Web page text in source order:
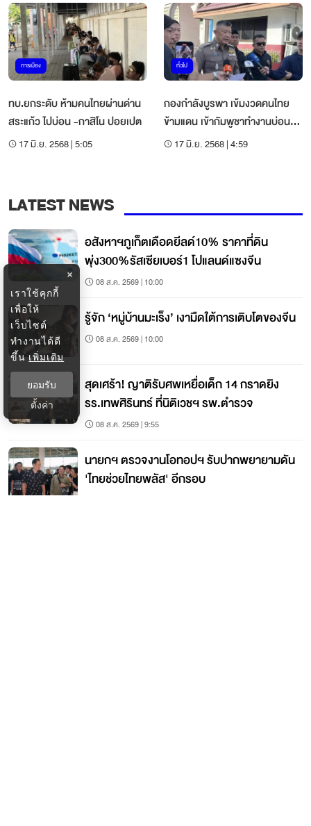
การเมือง
ทบ.ยกระดับ ห้ามคนไทยผ่านด่าน
สระแก้ว ไปบ่อน -กาสิโน ปอยเปต
17 มิ.ย. 2568 | 5:05
ทั่วไป
กองกำลังบูรพา เข้มงวดคนไทย
ข้ามแดน เข้ากัมพูชาทำงานบ่อน
กาสิโน
17 มิ.ย. 2568 | 4:59
LATEST NEWS
อสังหาฯภูเก็ตเดือดยีลด์10% ราคาที่ดิน
พุ่ง300%รัสเซียเบอร์1 โปแลนด์แซงจีน
08 ส.ค. 2569 | 10:00
รู้จัก ‘หมู่บ้านมะเร็ง’ เงามืดใต้การเติบโตของจีน
08 ส.ค. 2569 | 10:00
สุดเศร้า! ญาติรับศพเหยื่อเด็ก 14 กราดยิง
รร.เทพศิรินทร์ ที่นิติเวชฯ รพ.ตำรวจ
08 ส.ค. 2569 | 9:55
นายกฯ ตรวจงานโอทอปฯ รับปากพยายามดัน
'ไทยช่วยไทยพลัส' อีกรอบ
×
เราใช้คุกกี้
เพื่อให้
เว็บไซต์
ทำงานได้ดี
ขึ้นเพิ่มเติม
ยอมรับ
ตั้งค่า